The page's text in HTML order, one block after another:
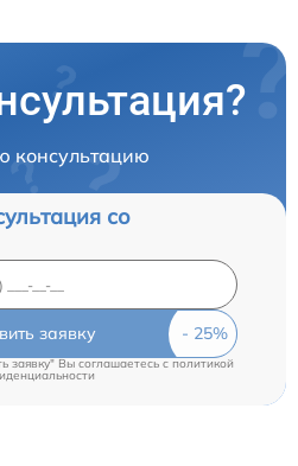
консультацию
со
заявку
заявку" Вы соглашаетесь c политикой